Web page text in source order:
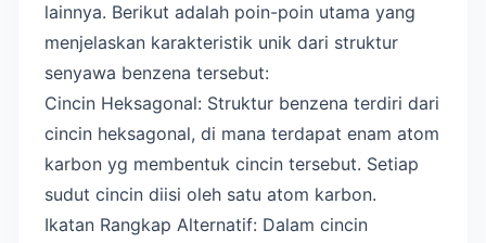
lainnya. Berikut adalah poin-poin utama yang
menjelaskan karakteristik unik dari struktur
senyawa benzena tersebut:
Cincin Heksagonal: Struktur benzena terdiri dari
cincin heksagonal, di mana terdapat enam atom
karbon yg membentuk cincin tersebut. Setiap
sudut cincin diisi oleh satu atom karbon.
Ikatan Rangkap Alternatif: Dalam cincin